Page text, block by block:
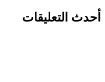
أحدث التعليقات